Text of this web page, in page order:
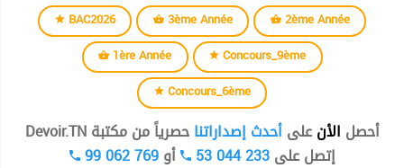
BAC2026 3ème Année
2ème Année
1ère Année
Concours_9ème
Concours_6ème
أحصل الأنعلىأحدث إصداراتناحصرياً من مكتبة Devoir.TN
إتصل على53 044 233 أو99 062 769